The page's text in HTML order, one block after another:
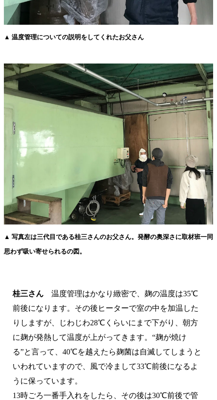
▲ 温度管理についての説明をしてくれたお父さん
▲ 写真左は三代目である桂三さんのお父さん。発酵の奥深さに取材班一同
思わず吸い寄せられるの図。
桂三さん 温度管理はかなり緻密で、麹の温度は35℃
前後になります。その後ヒーターで室の中を加温した
りしますが、じわじわ28℃くらいにまで下がり、朝方
に麹が発熱して温度が上がってきます。“麹が焼け
る”と言って、40℃を越えたら麹菌は自滅してしまうと
いわれていますので、風で冷まして33℃前後になるよ
うに保っています。
13時ごろ一番手入れをしたら、その後は30℃前後で管